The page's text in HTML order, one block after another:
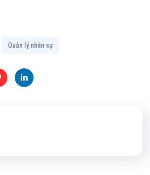
Quản lý nhân sự